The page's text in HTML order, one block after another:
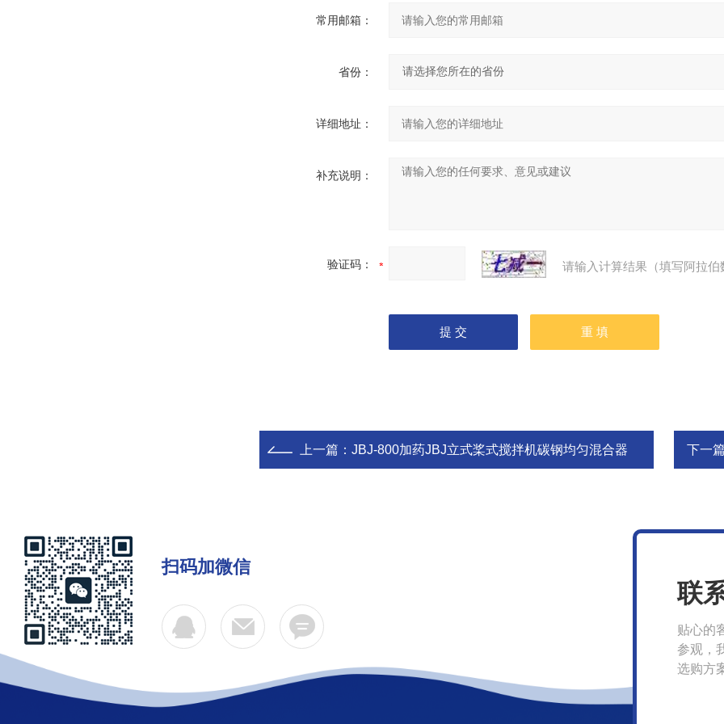
常用邮箱：
省份：
详细地址：
补充说明：
验证码： 请输入计算结果（填写阿拉
上一篇： JBJ-800加药JBJ立式桨式搅拌机碳钢均匀混合器 下一篇
扫码加微信
联
贴心的
参观，
选购方